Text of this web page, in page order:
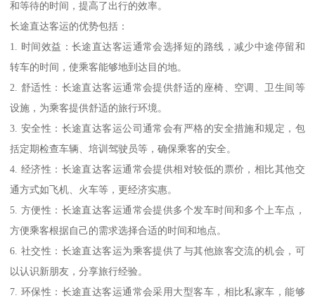
和等待的时间，提高了出行的效率。
长途直达客运的优势包括：
1. 时间效益：长途直达客运通常会选择短的路线，减少中途停留和
转车的时间，使乘客能够地到达目的地。
2. 舒适性：长途直达客运通常会提供舒适的座椅、空调、卫生间等
设施，为乘客提供舒适的旅行环境。
3. 安全性：长途直达客运公司通常会有严格的安全措施和规定，包
括定期检查车辆、培训驾驶员等，确保乘客的安全。
4. 经济性：长途直达客运通常会提供相对较低的票价，相比其他交
通方式如飞机、火车等，更经济实惠。
5. 方便性：长途直达客运通常会提供多个发车时间和多个上车点，
方便乘客根据自己的需求选择合适的时间和地点。
6. 社交性：长途直达客运为乘客提供了与其他旅客交流的机会，可
以认识新朋友，分享旅行经验。
7. 环保性：长途直达客运通常会采用大型客车，相比私家车，能够